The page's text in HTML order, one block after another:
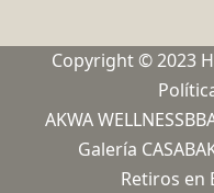
Copyright © 2023
AKWA WELLNESS
Galería
Retiros en